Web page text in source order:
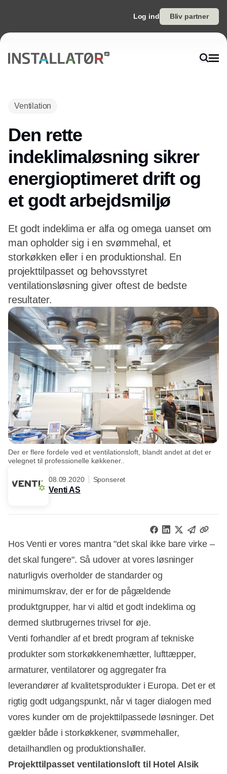
Log ind Bliv partner
Ventilation
Den rette
indeklimaløsning sikrer
energioptimeret drift og
et godt arbejdsmiljø
Et godt indeklima er alfa og omega uanset om
man opholder sig i en svømmehal, et
storkøkken eller i en produktionshal. En
projekttilpasset og behovsstyret
ventilationsløsning giver oftest de bedste
resultater.
Der er flere fordele ved et ventilationsloft, blandt andet at det er
velegnet til professionelle køkkener..
08.09.2020 Sponseret
Venti AS
Hos Venti er vores mantra "det skal ikke bare virke –
det skal fungere". Så udover at vores løsninger
naturligvis overholder de standarder og
minimumskrav, der er for de pågældende
produktgrupper, har vi altid et godt indeklima og
dermed slutbrugernes trivsel for øje.
Venti forhandler af et bredt program af tekniske
produkter som storkøkkenemhætter, lufttæpper,
armaturer, ventilatorer og aggregater fra
leverandører af kvalitetsprodukter i Europa. Det er et
rigtig godt udgangspunkt, når vi tager dialogen med
vores kunder om de projekttilpassede løsninger. Det
gælder både i storkøkkener, svømmehaller,
detailhandlen og produktionshaller.
Projekttilpasset ventilationsloft til Hotel Alsik